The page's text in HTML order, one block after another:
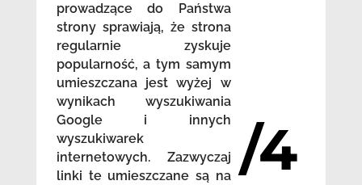
prowadzące do Państwa
strony sprawiają, że strona
regularnie zyskuje
popularność, a tym samym
umieszczana jest wyżej w
wynikach wyszukiwania
Google i innych
wyszukiwarek
internetowych. Zazwyczaj
linki te umieszczane są na
/4